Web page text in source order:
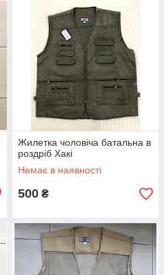
Жилетка чоловіча батальна в
роздріб Хакі
Немає в наявності
500 ₴